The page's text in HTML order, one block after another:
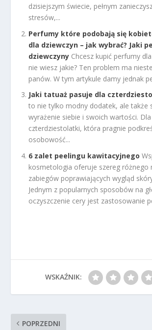
dzisiejszym świecie, pełnym
stresów,...
Perfumy które podobają się
dla dziewczyn – jak wybrać? Jaki
dziewczyny Chcesz kupić perfumy
nie wiesz jakie? Ten problem ma
panów. W tym artykule damy jednak
Jaki tatuaż pasuje dla
to nie tylko modny dodatek, ale także
wyrażenie siebie i swoich wartości. Dla
czterdziestolatki, która pragnie
osobowość...
6 zalet peelingu kawitacyjnego
kosmetologia oferuje szereg różnego
zabiegów poprawiających wygląd
Jednym z popularnych sposobów na
oczyszczenie cery jest zastosowanie
WSKAŹNIK:
POPRZEDNI